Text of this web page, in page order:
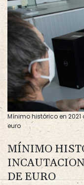
Mínimo histórico en
euro
MÍNIMO
DE EURO